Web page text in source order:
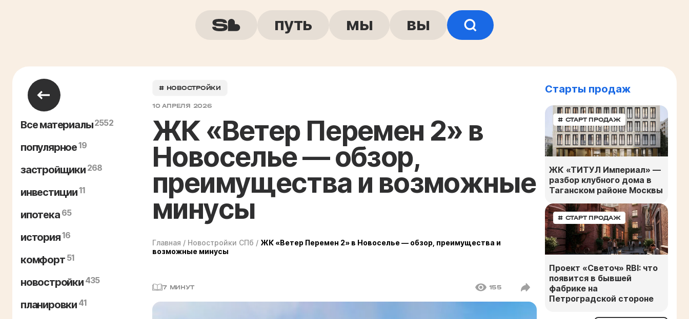
путь мы вы
Все материалы2552
популярное19
застройщики 268
инвестиции11
ипотека 65
история16
комфорт 51
новостройки 435
планировки 41
# НОВОСТРОЙКИ
10 АПРЕЛЯ 2026
ЖК «Ветер Перемен 2» в
Новоселье — обзор,
преимущества и возможные
минусы
Главная / Новостройки СПб / ЖК «Ветер Перемен 2» в Новоселье — обзор, преимущества и
возможные минусы
7 МИНУТ 155
Старты продаж
# СТАРТ ПРОДАЖ
ЖК «ТИТУЛ Империал» —
разбор клубного дома в
Таганском районе Москвы
# СТАРТ ПРОДАЖ
Проект «Светоч» RBI: что
появится в бывшей
фабрике на
Петроградской стороне